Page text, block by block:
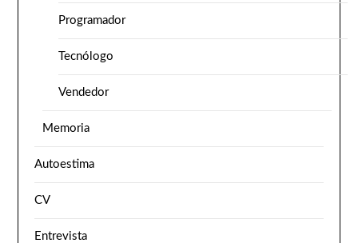
Programador
Tecnólogo
Vendedor
Memoria
Autoestima
CV
Entrevista